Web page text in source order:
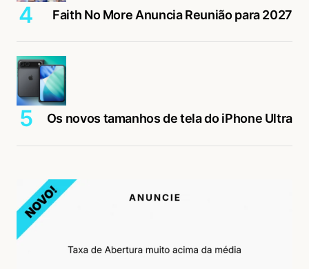
Faith No More Anuncia Reunião para 2027
Os novos tamanhos de tela do iPhone Ultra